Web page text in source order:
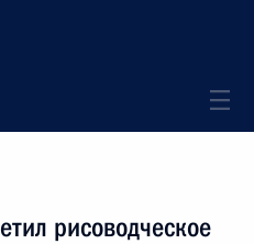
рисоводческое